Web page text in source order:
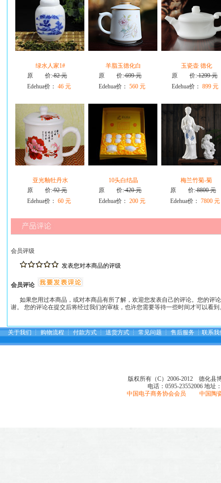
绿水人家1#
原 价:82 元
Edehua价： 46 元
羊脂玉德化白
原 价:699 元
Edehua价： 560 元
玉瓷壶 德化
原 价:1299 元
Edehua价： 899 元
亚光釉牡丹水
原 价:92 元
Edehua价： 60 元
10头白结晶
原 价:420 元
Edehua价： 200 元
梅兰竹菊-菊
原 价:8800 元
Edehua价： 7800 元
会员评级
发表您对本商品的评级
会员评论
如果您用过本商品，或对本商品有所了解，欢迎您发表自己的评论。您的评
谢。 您的评论在提交后将经过我们的审核，也许您需要等待一些时间才可以看
关于我们 ┆ 购物流程 ┆ 付款方式 ┆ 送货方式 ┆ 常见问题 ┆ 售后服务 ┆ 联系我
版权所有（C）2006-2012 德化县
电话：0595-23552006 地址
中国电子商务协会会员 中国陶